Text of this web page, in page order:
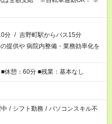
分 / 吉野町駅からバス15分
提供や 病院内整備・業務効率化を
休憩：60分 ■残業：基本なし
/ シフト勤務 / パソコンスキル不